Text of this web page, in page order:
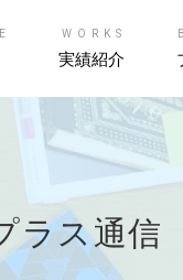
WORKS
実績紹介
ラス通信